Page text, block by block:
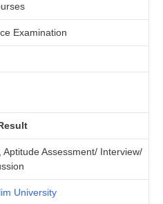
Examination
Aptitude Assessment/ Interview/
University